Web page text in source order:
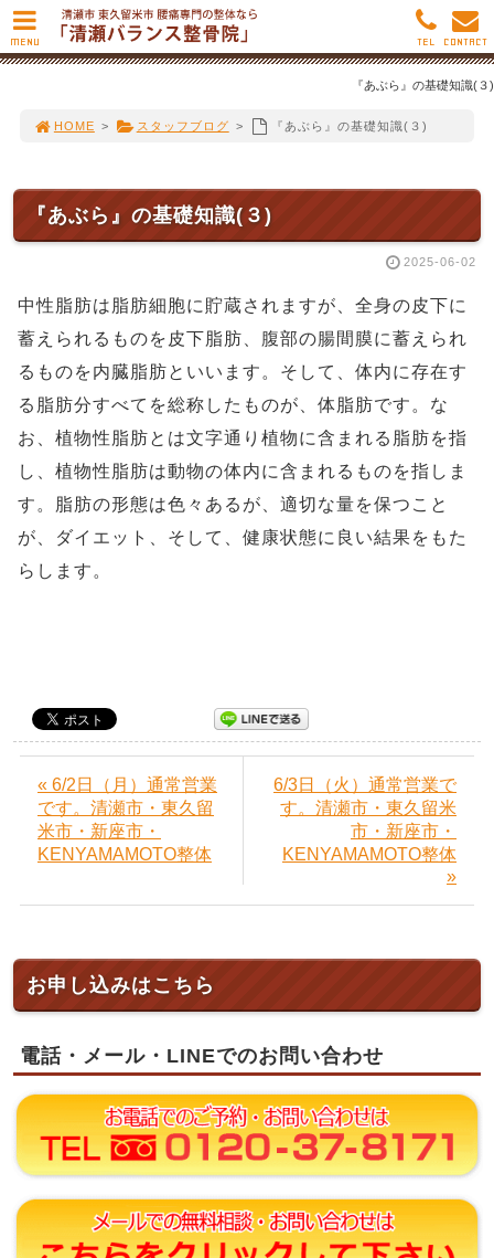
『あぶら』の基礎知識(３)
HOME > スタッフブログ > 『あぶら』の基礎知識(３)
『あぶら』の基礎知識(３)
2025-06-02
中性脂肪は脂肪細胞に貯蔵されますが、全身の皮下に
蓄えられるものを皮下脂肪、腹部の腸間膜に蓄えられ
るものを内臓脂肪といいます。そして、体内に存在す
る脂肪分すべてを総称したものが、体脂肪です。な
お、植物性脂肪とは文字通り植物に含まれる脂肪を指
し、植物性脂肪は動物の体内に含まれるものを指しま
す。脂肪の形態は色々あるが、適切な量を保つこと
が、ダイエット、そして、健康状態に良い結果をもた
らします。
« 6/2日（月）通常営業
です。清瀬市・東久留
米市・新座市・
KENYAMAMOTO整体
6/3日（火）通常営業で
す。清瀬市・東久留米
市・新座市・
KENYAMAMOTO整体
»
お申し込みはこちら
電話・メール・LINEでのお問い合わせ
MENU CONTACT
TEL